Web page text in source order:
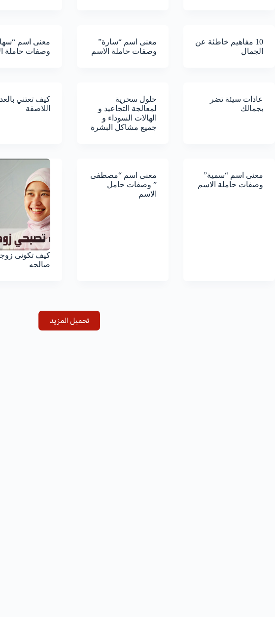
10 مفاهيم خاطئة عن
الجمال
معنى اسم “سارة”
وصفات حاملة الاسم
معنى اسم
وصفات حاملة
عادات سيئة تضر
بجمالك
حلول سحرية
لمعالجة التجاعيد و
الهالات السوداء و
جميع مشاكل البشرة
كيف تعتني
اللاصقة
معنى اسم “سمية”
وصفات حاملة الاسم
معنى اسم “مصطفى
” وصفات حامل
الاسم
كيف تكونى
صالحه
تحميل المزيد